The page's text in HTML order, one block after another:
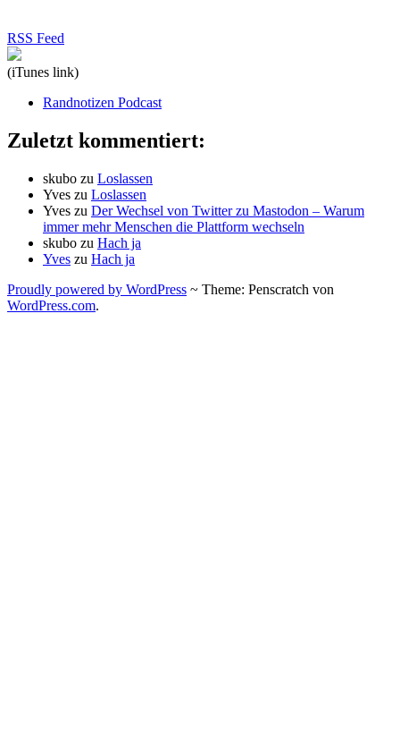
RSS Feed
(iTunes link)
Randnotizen Podcast
Zuletzt kommentiert:
skubo zu Loslassen
Yves zu Loslassen
Yves zu Der Wechsel von Twitter zu Mastodon – Warum
immer mehr Menschen die Plattform wechseln
skubo zu Hach ja
Yves zu Hach ja
Proudly powered by WordPress ~ Theme: Penscratch von
WordPress.com.